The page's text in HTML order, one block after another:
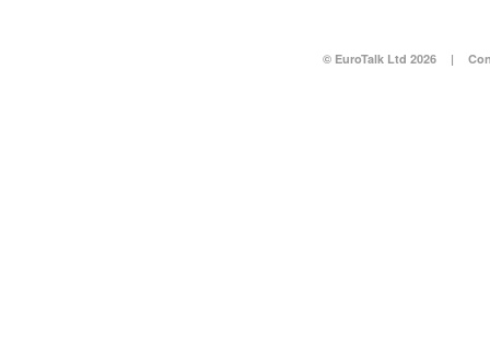
© EuroTalk Ltd 2026 |